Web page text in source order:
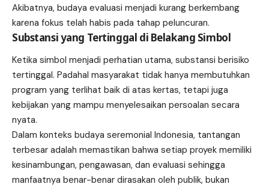
Akibatnya, budaya evaluasi menjadi kurang berkembang
karena fokus telah habis pada tahap peluncuran.
Substansi yang Tertinggal di Belakang Simbol
Ketika simbol menjadi perhatian utama, substansi berisiko
tertinggal. Padahal masyarakat tidak hanya membutuhkan
program yang terlihat baik di atas kertas, tetapi juga
kebijakan yang mampu menyelesaikan persoalan secara
nyata.
Dalam konteks budaya seremonial Indonesia, tantangan
terbesar adalah memastikan bahwa setiap proyek memiliki
kesinambungan, pengawasan, dan evaluasi sehingga
manfaatnya benar-benar dirasakan oleh publik, bukan